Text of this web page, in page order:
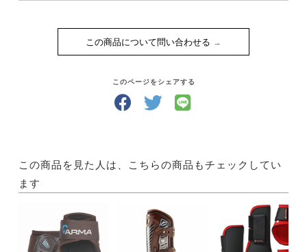
この商品について問い合わせる
このページをシェアする
この商品を見た人は、こちらの商品もチェックしてい
ます